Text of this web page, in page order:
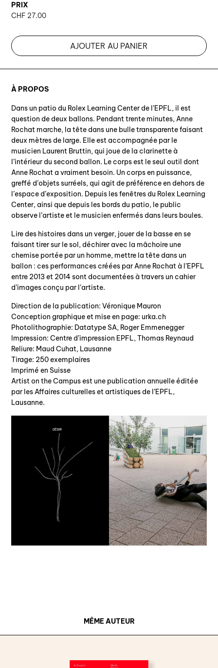
À PROPOS
Dans un patio du Rolex Learning Center de l’EPFL, il est
question de deux ballons. Pendant trente minutes, Anne
Rochat marche, la tête dans une bulle transparente faisant
deux mètres de large. Elle est accompagnée par le
musicien Laurent Bruttin, qui joue de la clarinette à
l’intérieur du second ballon. Le corps est le seul outil dont
Anne Rochat a vraiment besoin. Un corps en puissance,
greffé d’objets surréels, qui agit de préférence en dehors de
l’espace d’exposition. Depuis les fenêtres du Rolex Learning
Center, ainsi que depuis les bords du patio, le public
observe l’artiste et le musicien enfermés dans leurs boules.
Lire des histoires dans un verger, jouer de la basse en se
faisant tirer sur le sol, déchirer avec la mâchoire une
chemise portée par un homme, mettre la tête dans un
ballon : ces performances créées par Anne Rochat à l’EPFL
entre 2013 et 2014 sont documentées à travers un cahier
d’images conçu par l’artiste.
Direction de la publication: Véronique Mauron
Conception graphique et mise en page: urka.ch
Photolithographie: Datatype SA, Roger Emmenegger
Impression: Centre d’impression EPFL, Thomas Reynaud
Reliure: Maud Cuhat, Lausanne
Tirage: 250 exemplaires
Imprimé en Suisse
Artist on the Campus est une publication annuelle éditée
par les Affaires culturelles et artistiques de l’EPFL,
Lausanne.
MÊME AUTEUR
PRIX
CHF 27.00
AJOUTER AU PANIER